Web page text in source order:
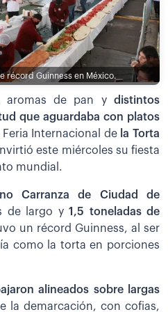
récord Guinness en México.
aromas de pan ydistintos
que aguardaba con platos
Internacional de la Torta
este miércoles su fiesta
mundial.
Carranza de Ciudad de
de largo y1,5 toneladas de
un récord Guinness, al ser
como la torta en porciones
alineados sobre largas
la demarcación, con cofias,